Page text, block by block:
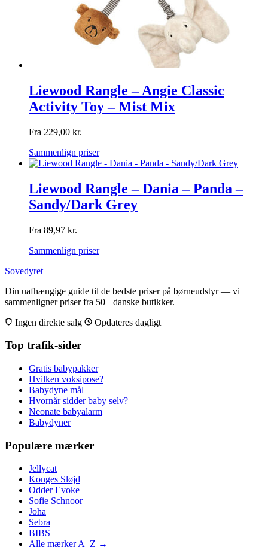
Liewood Rangle – Angie Classic
Activity Toy – Mist Mix
Fra 229,00 kr.
Sammenlign priser
Liewood Rangle – Dania – Panda –
Sandy/Dark Grey
Fra 89,97 kr.
Sammenlign priser
Sovedyret
Din uafhængige guide til de bedste priser på børneudstyr — vi
sammenligner priser fra 50+ danske butikker.
Ingen direkte salg
Opdateres dagligt
Top trafik-sider
Gratis babypakker
Hvilken voksipose?
Babydyne mål
Hvornår sidder baby selv?
Neonate babyalarm
Babydyner
Populære mærker
Jellycat
Konges Sløjd
Odder Evoke
Sofie Schnoor
Joha
Sebra
BIBS
Alle mærker A–Z →